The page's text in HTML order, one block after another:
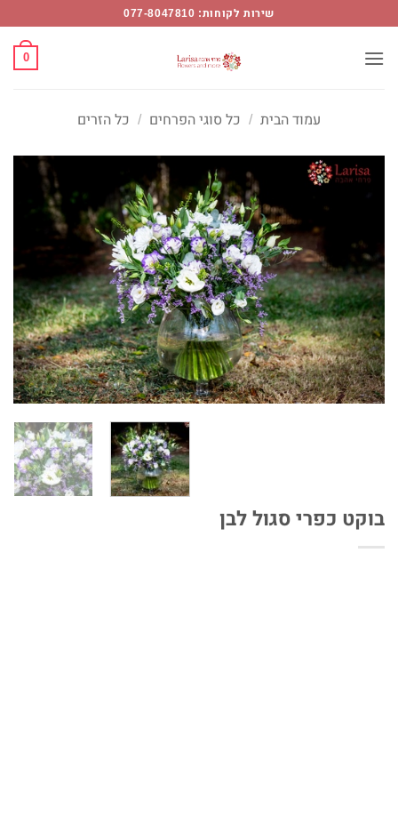
content
שירות לקוחות: 077-8047810
0
עמוד הבית / כל סוגי הפרחים / כל הזרים
בוקט כפרי סגול לבן